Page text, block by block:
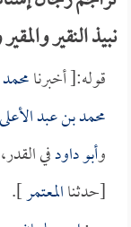
نبيذ النقير
قوله:[ أخبرنا
محمد بن عبد الأعلى
وأبو داودفي
[حدثناالمعتمر].